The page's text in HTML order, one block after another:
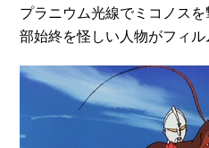
プラニウム光線でミコノス
部始終を怪しい人物がフィル